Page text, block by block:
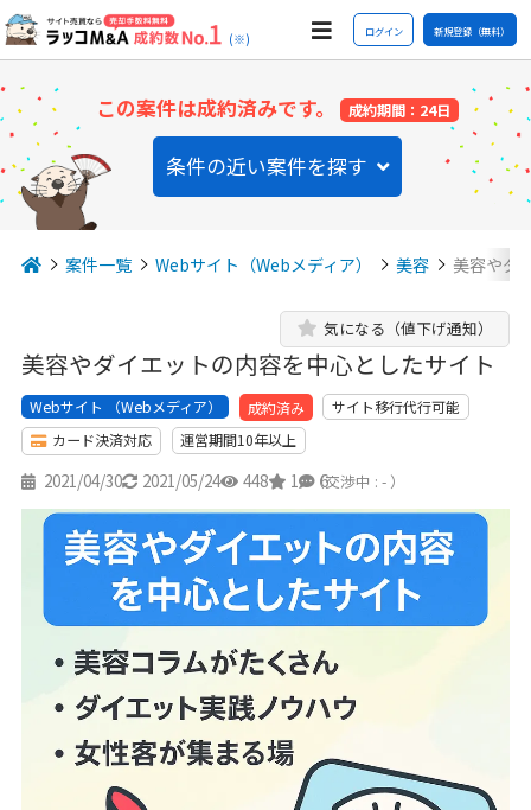
(※) ログイン 新規登録（無料）
この案件は成約済みです。 成約期間：24日
条件の近い案件を探す
案件一覧 Webサイト（Webメディア） 美容 美容やダ
美容やダイエットの内容を中心としたサイト
気になる（値下げ通知）
Webサイト （Webメディア） 成約済み
サイト移行代行可能
カード決済対応
運営期間10年以上
2021/04/30 2021/05/24 448 1 6
（交渉中 : - ）